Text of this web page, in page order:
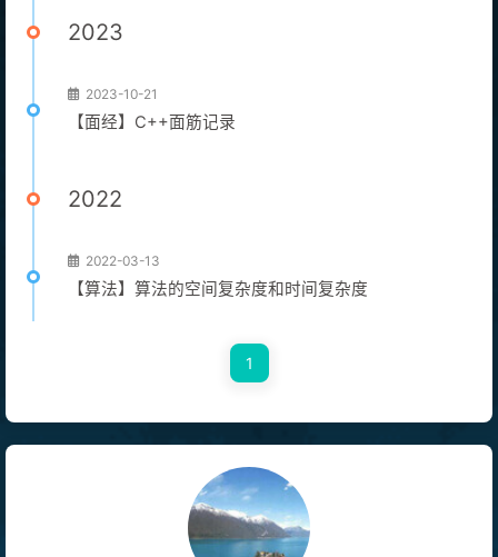
2023
2023-10-21
【面经】C++面筋记录
2022
2022-03-13
【算法】算法的空间复杂度和时间复杂度
1